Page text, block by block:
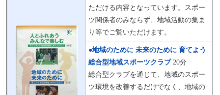
ただける内容となっています。スポー
ツ関係者のみならず、地域活動の集ま
り等でご覧いただけます。
●地域のために 未来のために 育てよう
総合型地域スポーツクラブ20分
総合型クラブを通じて、地域のスポー
ツ環境を改善するだけでなく、地域の